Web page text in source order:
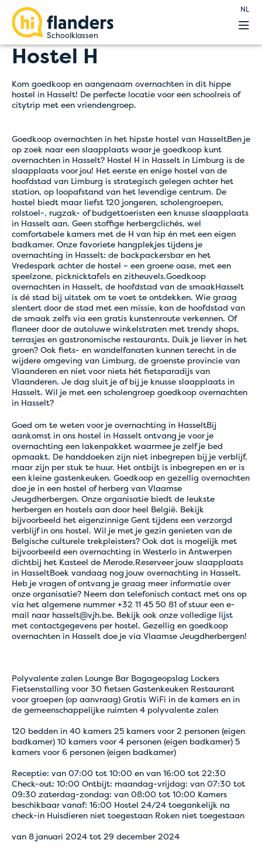
NL
Leerkrachten
Contact
Hostel H
Kom goedkoop en aangenaam overnachten in dit hippe
hostel in Hasselt! De perfecte locatie voor een schoolreis of
citytrip met een vriendengroep.
Goedkoop overnachten in het hipste hostel van HasseltBen je
op zoek naar een slaapplaats waar je goedkoop kunt
overnachten in Hasselt? Hostel H in Hasselt in Limburg is de
slaapplaats voor jou! Het eerste en enige hostel van de
hoofdstad van Limburg is strategisch gelegen achter het
station, op loopafstand van het levendige centrum. De
hostel biedt maar liefst 120 jongeren, scholengroepen,
rolstoel-, rugzak- of budgettoeristen een knusse slaapplaats
in Hasselt aan. Geen stoffige herbergclichés, wel
comfortabele kamers met de H van hip én met een eigen
badkamer. Onze favoriete hangplekjes tijdens je
overnachting in Hasselt: de backpackersbar en het
Vredespark achter de hostel – een groene oase, met een
speelzone, picknicktafels en zitheuvels.Goedkoop
overnachten in Hasselt, de hoofdstad van de smaakHasselt
is dé stad bij uitstek om te voet te ontdekken. Wie graag
slentert door de stad met een missie, kan de hoofdstad van
de smaak zelfs via een gratis kunstenroute verkennen. Of
flaneer door de autoluwe winkelstraten met trendy shops,
terrasjes en gastronomische restaurants. Duik je liever in het
groen? Ook fiets- en wandelfanaten kunnen terecht in de
wijdere omgeving van Limburg, de groenste provincie van
Vlaanderen en niet voor niets hét fietsparadijs van
Vlaanderen. Je dag sluit je af bij je knusse slaapplaats in
Hasselt. Wil je met een scholengroep goedkoop overnachten
in Hasselt?
Goed om te weten voor je overnachting in HasseltBij
aankomst in ons hostel in Hasselt ontvang je voor je
overnachting een lakenpakket waarmee je zelf je bed
opmaakt. De handdoeken zijn niet inbegrepen bij je verblijf,
maar zijn per stuk te huur. Het ontbijt is inbegrepen en er is
een kleine gastenkeuken. Goedkoop en gezellig overnachten
doe je in een hostel of herberg van Vlaamse
Jeugdherbergen. Onze organisatie biedt de leukste
herbergen en hostels aan door heel België. Bekijk
bijvoorbeeld het eigenzinnige Gent tijdens een verzorgd
verblijf in ons hostel. Wil je met je gezin genieten van de
Belgische culturele trekpleisters? Ook dat is mogelijk met
bijvoorbeeld een overnachting in Westerlo in Antwerpen
dichtbij het Kasteel de Merode.Reserveer jouw slaapplaats
in HasseltBoek vandaag nog jouw overnachting in Hasselt.
Heb je vragen of ontvang je graag meer informatie over
onze organisatie? Neem dan telefonisch contact met ons op
via het algemene nummer +32 11 45 50 81 of stuur een e-
mail naar hasselt@vjh.be. Bekijk ook onze volledige lijst
met contactgegevens per hostel. Gezellig en goedkoop
overnachten in Hasselt doe je via Vlaamse Jeugdherbergen!
Polyvalente zalen Lounge Bar Bagageopslag Lockers
Fietsenstalling voor 30 fietsen Gastenkeuken Restaurant
voor groepen (op aanvraag) Gratis WiFi in de kamers en in
de gemeenschappelijke ruimten 4 polyvalente zalen
120 bedden in 40 kamers 25 kamers voor 2 personen (eigen
badkamer) 10 kamers voor 4 personen (eigen badkamer) 5
kamers voor 6 personen (eigen badkamer)
Receptie: van 07:00 tot 10:00 en van 16:00 tot 22:30
Check-out: 10:00 Ontbijt: maandag-vrijdag: van 07:30 tot
09:30 zaterdag-zondag: van 08:00 tot 10:00 Kamers
beschikbaar vanaf: 16:00 Hostel 24/24 toegankelijk na
check-in Huisdieren niet toegestaan Roken niet toegestaan
van 8 januari 2024 tot 29 december 2024